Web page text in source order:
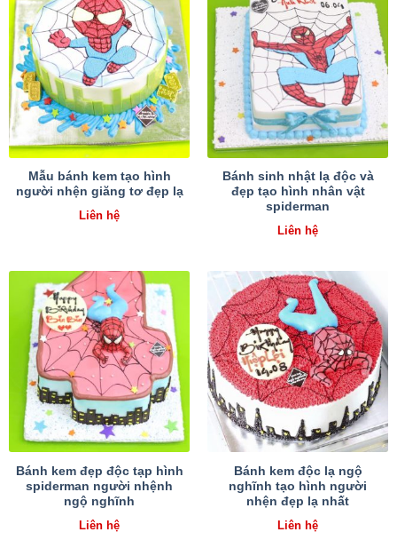
Mẫu bánh kem tạo hình
người nhện giăng tơ đẹp lạ
Liên hệ
Bánh sinh nhật lạ độc và
đẹp tạo hình nhân vật
spiderman
Liên hệ
Bánh kem đẹp độc tạp hình
spiderman người nhệnh
ngộ nghĩnh
Liên hệ
Bánh kem độc lạ ngộ
nghĩnh tạo hình người
nhện đẹp lạ nhất
Liên hệ